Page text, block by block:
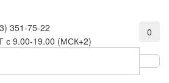
351-75-22
с 9.00-19.00 (МСК+2)
0